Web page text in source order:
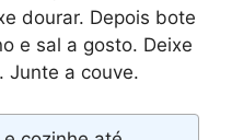
dourar. Depois bote
e sal a gosto. Deixe
Junte a couve.